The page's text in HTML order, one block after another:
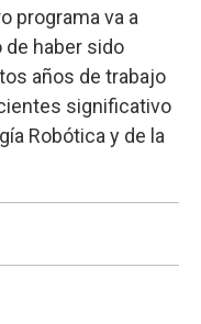
programa va a
haber sido
años de trabajo
significativo
Robótica y de la